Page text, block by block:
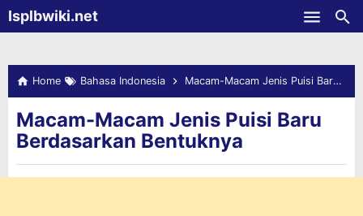
-->Isplbwiki.net
Home Bahasa Indonesia Macam-Macam Jenis Puisi Baru Berdasarkan Bentuknya
Macam-Macam Jenis Puisi Baru
Berdasarkan Bentuknya